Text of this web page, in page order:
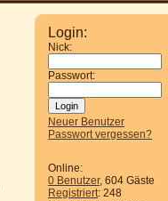
Login:
Nick:
Passwort:
Neuer Benutzer
Passwort vergessen?
Online:
0 Benutzer, 604 Gäste
Registriert: 248